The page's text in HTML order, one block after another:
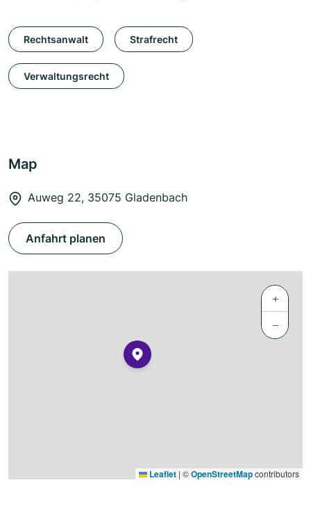
Rechtsanwalt Strafrecht
Verwaltungsrecht
Map
Auweg 22, 35075 Gladenbach
Anfahrt planen
+
−
Leaflet | ©OpenStreetMapcontributors